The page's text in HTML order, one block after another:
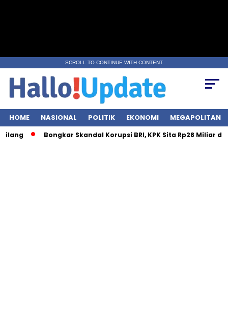
SCROLL TO CONTINUE WITH CONTENT
HOME NASIONAL POLITIK EKONOMI MEGAPOLITAN
Bongkar Skandal Korupsi BRI, KPK Sita Rp28 Miliar dari 7